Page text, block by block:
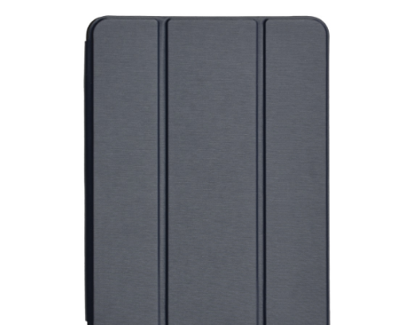
液晶カバーの内側にあるので、持ち運ぶ時も安心です。